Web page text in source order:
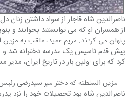
ناصرالدین شاه قاجار از سواد داشتن
از همسران او که می توانستند بخوانند و
پنهان می کردند. مریم عمید، ملقب به
پیش قدم تاسیس یک مدرسه دخترانه شد و
کرد که برای اولین بار در تاریخ ایران،
ناصرالدین شاه بود تحصیلات خود را نزد